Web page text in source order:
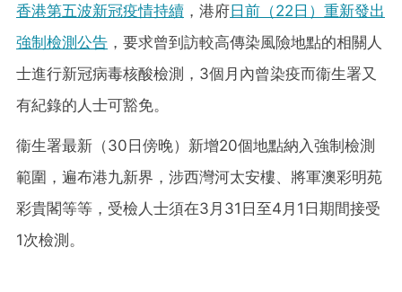
香港第五波新冠疫情持續 ，港府日前（22日）重新發出
強制檢測公告 ，要求曾到訪較高傳染風險地點的相關人
士進行新冠病毒核酸檢測，3個月內曾染疫而衞生署又
有紀錄的人士可豁免。
衞生署最新（30日傍晚）新增20個地點納入強制檢測
範圍，遍布港九新界，涉西灣河太安樓、將軍澳彩明苑
彩貴閣等等，受檢人士須在3月31日至4月1日期間接受
1次檢測。